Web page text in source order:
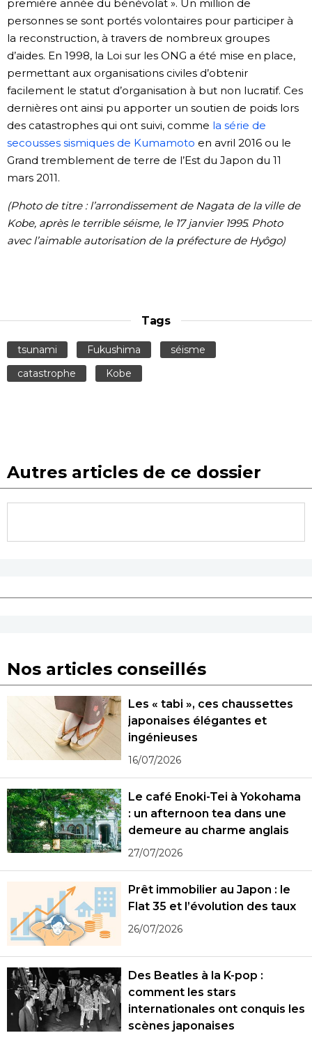
première année du bénévolat ». Un million de
personnes se sont portés volontaires pour participer à
la reconstruction, à travers de nombreux groupes
d’aides. En 1998, la Loi sur les ONG a été mise en place,
permettant aux organisations civiles d’obtenir
facilement le statut d’organisation à but non lucratif. Ces
dernières ont ainsi pu apporter un soutien de poids lors
des catastrophes qui ont suivi, comme la série de
secousses sismiques de Kumamoto en avril 2016 ou le
Grand tremblement de terre de l’Est du Japon du 11
mars 2011.
(Photo de titre : l’arrondissement de Nagata de la ville de
Kobe, après le terrible séisme, le 17 janvier 1995. Photo
avec l’aimable autorisation de la préfecture de Hyôgo)
Tags
tsunami Fukushima
séisme
catastrophe
Kobe
Autres articles de ce dossier
Nos articles conseillés
Les « tabi », ces chaussettes
japonaises élégantes et
ingénieuses
16/07/2026
Le café Enoki-Tei à Yokohama
: un afternoon tea dans une
demeure au charme anglais
27/07/2026
Prêt immobilier au Japon : le
Flat 35 et l’évolution des taux
26/07/2026
Des Beatles à la K-pop :
comment les stars
internationales ont conquis les
scènes japonaises